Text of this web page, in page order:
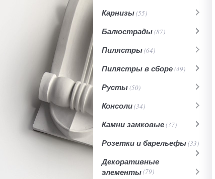
Карнизы(55)
Балюстрады(87)
Пилястры(64)
Пилястры в сборе(49)
Русты(50)
Консоли(34)
Камни замковые(37)
Розетки и барельефы(33)
Декоративные
элементы(79)